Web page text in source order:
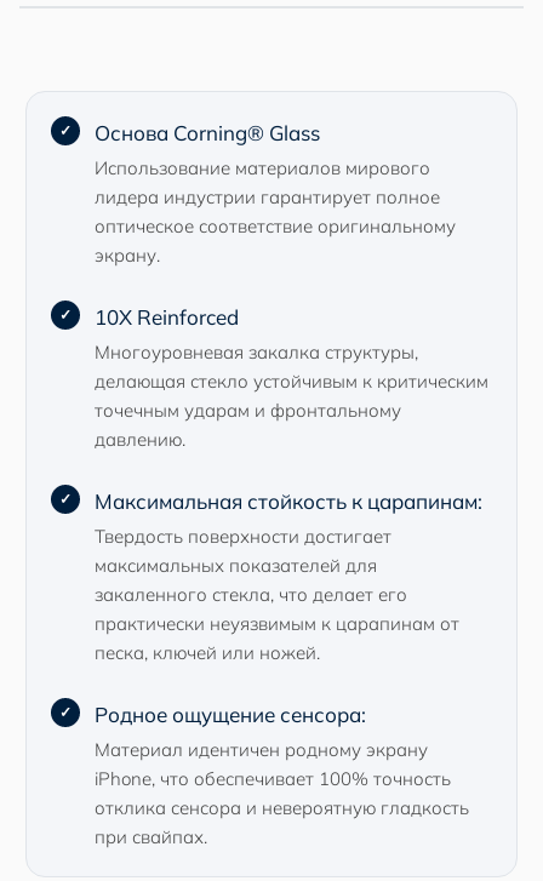
Основа Corning® Glass
Использование материалов мирового
лидера индустрии гарантирует полное
оптическое соответствие оригинальному
экрану.
10X Reinforced
Многоуровневая закалка структуры,
делающая стекло устойчивым к критическим
точечным ударам и фронтальному
давлению.
Максимальная стойкость к царапинам:
Твердость поверхности достигает
максимальных показателей для
закаленного стекла, что делает его
практически неуязвимым к царапинам от
песка, ключей или ножей.
Родное ощущение сенсора:
Материал идентичен родному экрану
iPhone, что обеспечивает 100% точность
отклика сенсора и невероятную гладкость
при свайпах.